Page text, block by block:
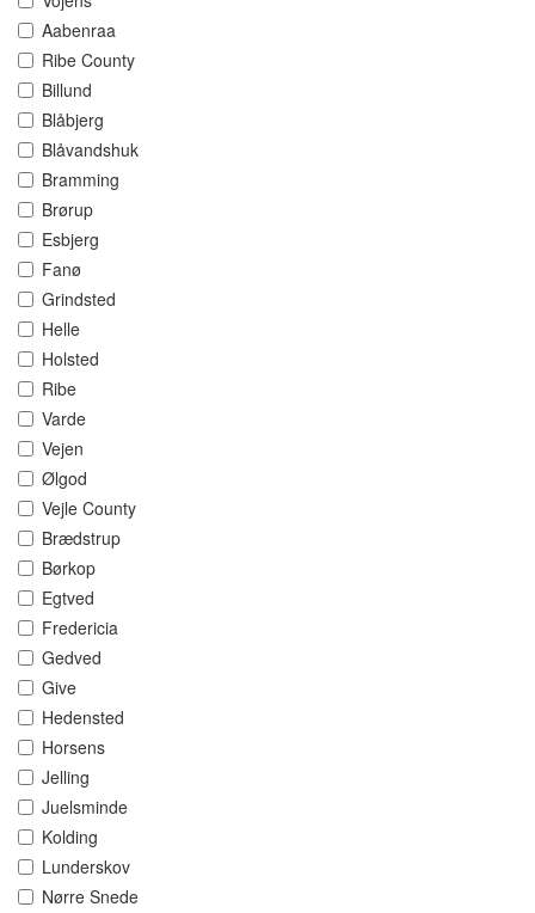
Aabenraa
Ribe County
Billund
Blåbjerg
Blåvandshuk
Bramming
Brørup
Esbjerg
Fanø
Grindsted
Helle
Holsted
Ribe
Varde
Vejen
Ølgod
Vejle County
Brædstrup
Børkop
Egtved
Fredericia
Gedved
Give
Hedensted
Horsens
Jelling
Juelsminde
Kolding
Lunderskov
Nørre Snede